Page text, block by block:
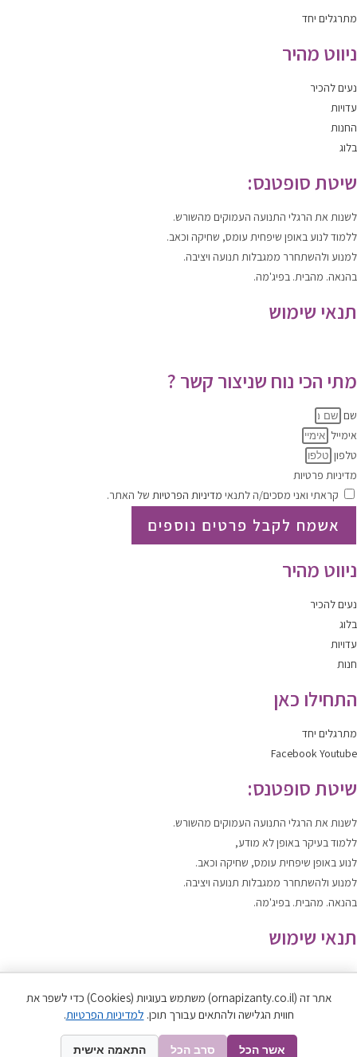
אתר זה (ornapizanty.co.il) משתמש בעוגיות (Cookies) כדי לשפר את
חווית הגלישה ולהתאים עבורך תוכן. למדיניות הפרטיות.
אשר הכל סרב הכל התאמה אישית
מתרגלים יחד
ניווט מהיר
נעים להכיר
עדויות
החנות
בלוג
שיטת סופטנס:
לשנות את הרגלי התנועה העמוקים מהשורש.
ללמודלנועבאופן שיפחית עומס, שחיקה וכאב.
למנוע ולהשתחרר ממגבלות תנועה ויציבה.
בהנאה. מהבית. בפיג'מה.
תנאי שימוש
מתי הכי נוח שניצור קשר ?
שם
אימייל
טלפון
מדיניות פרטיות
קראתי ואני מסכים/ה לתנאי מדיניות הפרטיות של האתר.
אשמח לקבל פרטים נוספים
ניווט מהיר
נעים להכיר
בלוג
עדויות
חנות
התחילו כאן
מתרגלים יחד
FacebookYoutube
שיטת סופטנס:
לשנות את הרגלי התנועה העמוקים מהשורש.
ללמודבעיקר באופן לא מודע,
לנועבאופן שיפחית עומס, שחיקה וכאב.
למנוע ולהשתחרר ממגבלות תנועה ויציבה.
בהנאה. מהבית. בפיג'מה.
תנאי שימוש
תקנון האתר|מדיניות הפרטיות
כל הזכויות שמורות לאורנה פיזנטי ©